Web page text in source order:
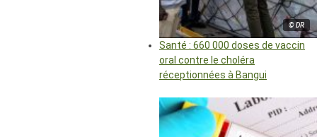
© DR
Santé : 660 000 doses de vaccin
oral contre le choléra
réceptionnées à Bangui